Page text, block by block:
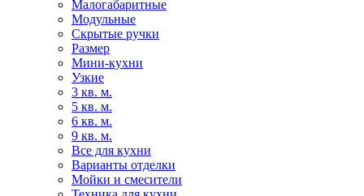
Малогабаритные
Модульные
Скрытые ручки
Размер
Мини-кухни
Узкие
3 кв. м.
5 кв. м.
6 кв. м.
9 кв. м.
Все для кухни
Варианты отделки
Мойки и смесители